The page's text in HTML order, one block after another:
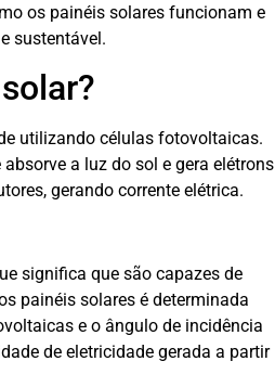
os painéis solares funcionam e
sustentável.
utilizando células fotovoltaicas.
a luz do sol e gera elétrons
gerando corrente elétrica.
significa que são capazes de
painéis solares é determinada
e o ângulo de incidência
de eletricidade gerada a partir